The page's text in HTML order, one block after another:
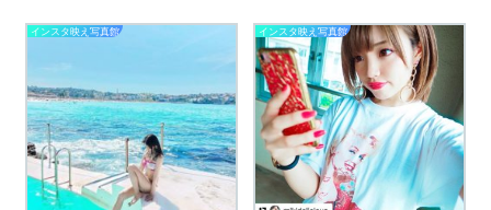
インスタ映え写真館 インスタ映え写真館